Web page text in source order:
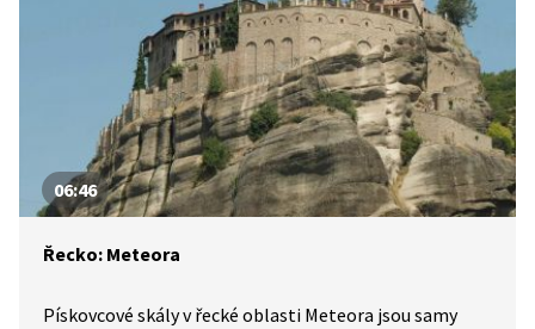
06:46
Řecko: Meteora
Pískovcové skály v řecké oblasti Meteora jsou samy